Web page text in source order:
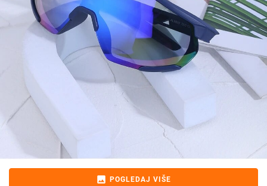
image POGLEDAJ VIŠE